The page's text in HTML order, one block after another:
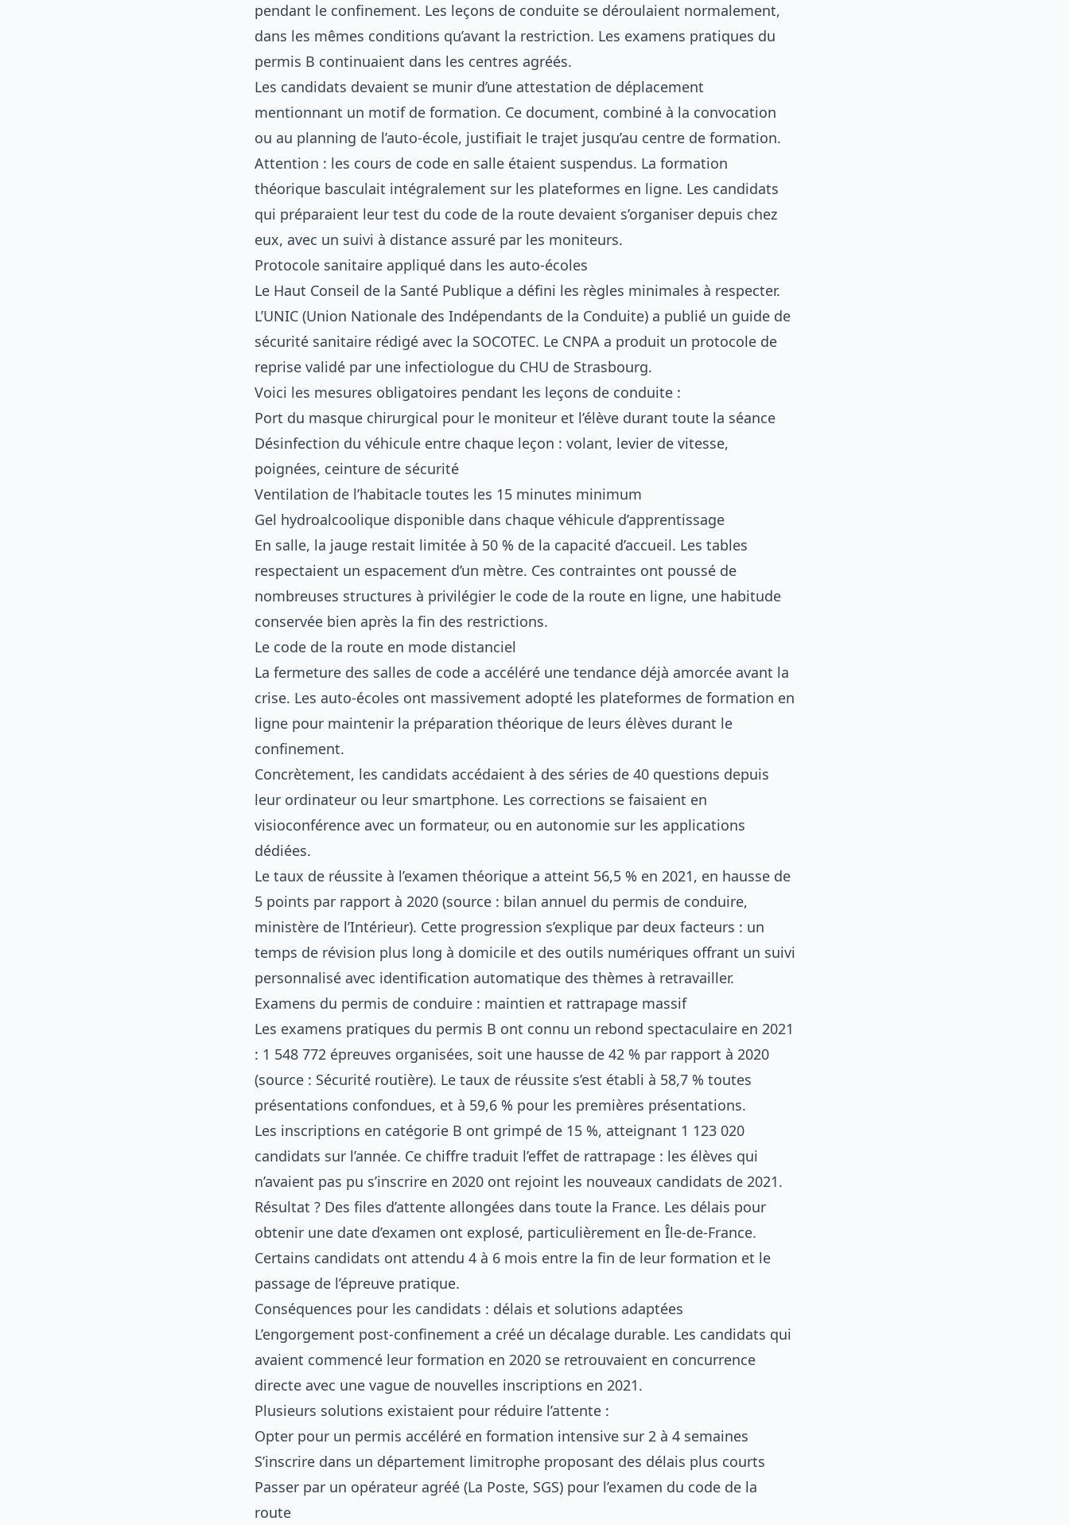
pendant le confinement. Les leçons de conduite se déroulaient normalement,
dans les mêmes conditions qu’avant la restriction. Les examens pratiques du
permis B continuaient dans les centres agréés.
Les candidats devaient se munir d’une attestation de déplacement
mentionnant un motif de formation. Ce document, combiné à la convocation
ou au planning de l’auto-école, justifiait le trajet jusqu’au centre de formation.
Attention : les cours de code en salle étaient suspendus. La formation
théorique basculait intégralement sur les plateformes en ligne. Les candidats
qui préparaient leur test du code de la route devaient s’organiser depuis chez
eux, avec un suivi à distance assuré par les moniteurs.
Protocole sanitaire appliqué dans les auto-écoles
Le Haut Conseil de la Santé Publique a défini les règles minimales à respecter.
L’UNIC (Union Nationale des Indépendants de la Conduite) a publié un guide de
sécurité sanitaire rédigé avec la SOCOTEC. Le CNPA a produit un protocole de
reprise validé par une infectiologue du CHU de Strasbourg.
Voici les mesures obligatoires pendant les leçons de conduite :
Port du masque chirurgical pour le moniteur et l’élève durant toute la séance
Désinfection du véhicule entre chaque leçon : volant, levier de vitesse,
poignées, ceinture de sécurité
Ventilation de l’habitacle toutes les 15 minutes minimum
Gel hydroalcoolique disponible dans chaque véhicule d’apprentissage
En salle, la jauge restait limitée à 50 % de la capacité d’accueil. Les tables
respectaient un espacement d’un mètre. Ces contraintes ont poussé de
nombreuses structures à privilégier le code de la route en ligne, une habitude
conservée bien après la fin des restrictions.
Le code de la route en mode distanciel
La fermeture des salles de code a accéléré une tendance déjà amorcée avant la
crise. Les auto-écoles ont massivement adopté les plateformes de formation en
ligne pour maintenir la préparation théorique de leurs élèves durant le
confinement.
Concrètement, les candidats accédaient à des séries de 40 questions depuis
leur ordinateur ou leur smartphone. Les corrections se faisaient en
visioconférence avec un formateur, ou en autonomie sur les applications
dédiées.
Le taux de réussite à l’examen théorique a atteint 56,5 % en 2021, en hausse de
5 points par rapport à 2020 (source : bilan annuel du permis de conduire,
ministère de l’Intérieur). Cette progression s’explique par deux facteurs : un
temps de révision plus long à domicile et des outils numériques offrant un suivi
personnalisé avec identification automatique des thèmes à retravailler.
Examens du permis de conduire : maintien et rattrapage massif
Les examens pratiques du permis B ont connu un rebond spectaculaire en 2021
: 1 548 772 épreuves organisées, soit une hausse de 42 % par rapport à 2020
(source : Sécurité routière). Le taux de réussite s’est établi à 58,7 % toutes
présentations confondues, et à 59,6 % pour les premières présentations.
Les inscriptions en catégorie B ont grimpé de 15 %, atteignant 1 123 020
candidats sur l’année. Ce chiffre traduit l’effet de rattrapage : les élèves qui
n’avaient pas pu s’inscrire en 2020 ont rejoint les nouveaux candidats de 2021.
Résultat ? Des files d’attente allongées dans toute la France. Les délais pour
obtenir une date d’examen ont explosé, particulièrement en Île-de-France.
Certains candidats ont attendu 4 à 6 mois entre la fin de leur formation et le
passage de l’épreuve pratique.
Conséquences pour les candidats : délais et solutions adaptées
L’engorgement post-confinement a créé un décalage durable. Les candidats qui
avaient commencé leur formation en 2020 se retrouvaient en concurrence
directe avec une vague de nouvelles inscriptions en 2021.
Plusieurs solutions existaient pour réduire l’attente :
Opter pour un permis accéléré en formation intensive sur 2 à 4 semaines
S’inscrire dans un département limitrophe proposant des délais plus courts
Passer par un opérateur agréé (La Poste, SGS) pour l’examen du code de la
route